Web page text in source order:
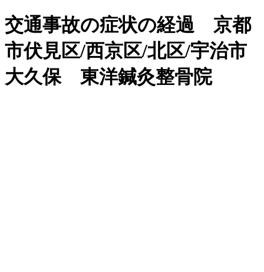
交通事故の症状の経過 京都
市伏見区/西京区/北区/宇治市
大久保 東洋鍼灸整骨院